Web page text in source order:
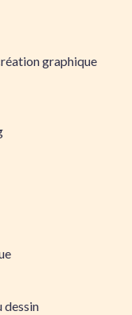
graphique
dessin